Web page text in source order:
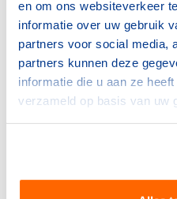
en om ons websiteverkeer
informatie over uw gebruik
partners voor social media,
partners kunnen deze
informatie die u aan ze
verzameld op basis van uw
sportclubs zich aan de
te houden. Daarnaast
nemen om problematisch
Alles over alcohol op de
hoofdstuk over alcohol .
17.1